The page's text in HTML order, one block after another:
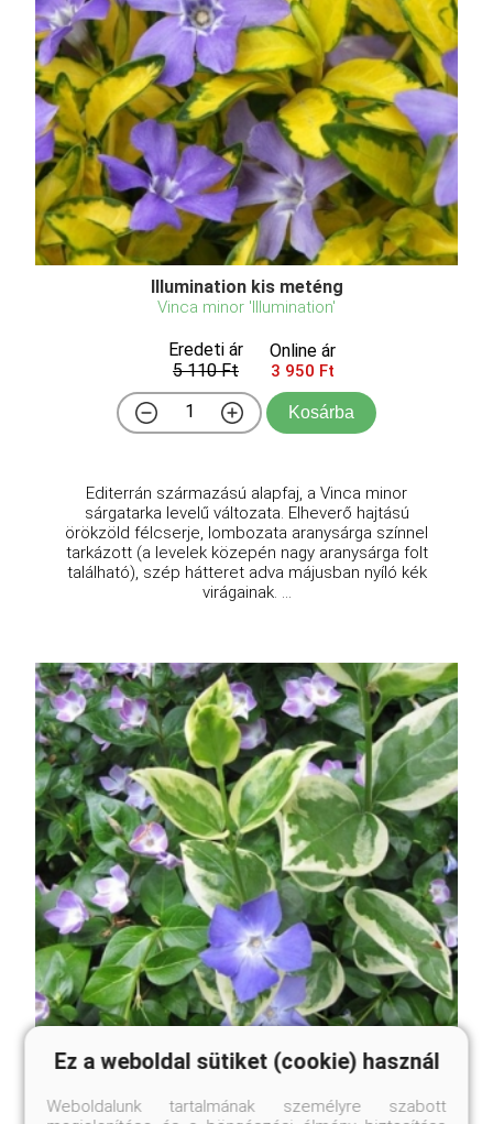
Illumination kis meténg
Vinca minor 'Illumination'
Eredeti ár
5 110 Ft
Online ár
3 950 Ft
Kosárba
Editerrán származású alapfaj, a Vinca minor
sárgatarka levelű változata. Elheverő hajtású
örökzöld félcserje, lombozata aranysárga színnel
tarkázott (a levelek közepén nagy aranysárga folt
található), szép hátteret adva májusban nyíló kék
virágainak. ...
Tarka nagy meténg
Ez a weboldal sütiket (cookie) használ
Weboldalunk tartalmának személyre szabott